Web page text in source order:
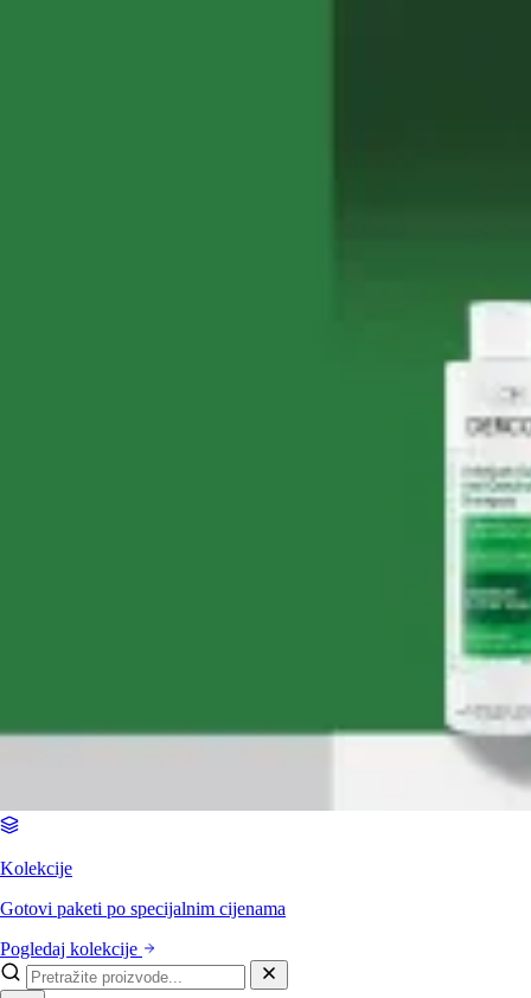
Kolekcije
Gotovi paketi po specijalnim cijenama
Pogledaj kolekcije